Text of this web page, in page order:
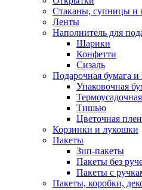
Стаканы, супницы и
Ленты
Наполнитель для
Шарики
Конфетти
Сизаль
Подарочная бумага и
Упаковочная
Тишью
Цветочная
Корзинки и лукошки
Пакеты
Зип-пакеты
Пакеты без
Пакеты с
Пакеты, коробки,